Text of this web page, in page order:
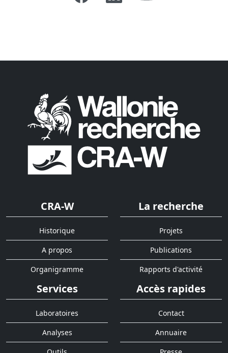
CRA-W
Historique
A propos
Organigramme
La recherche
Projets
Publications
Rapports d'activité
Services
Laboratoires
Analyses
Accès rapides
Contact
Annuaire